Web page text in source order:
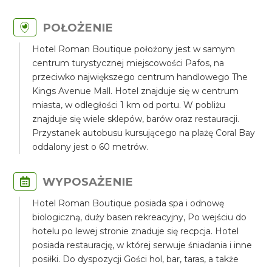
POŁOŻENIE
Hotel Roman Boutique położony jest w samym
centrum turystycznej miejscowości Pafos, na
przeciwko największego centrum handlowego The
Kings Avenue Mall. Hotel znajduje się w centrum
miasta, w odległości 1 km od portu. W pobliżu
znajduje się wiele sklepów, barów oraz restauracji.
Przystanek autobusu kursującego na plażę Coral Bay
oddalony jest o 60 metrów.
WYPOSAŻENIE
Hotel Roman Boutique posiada spa i odnowę
biologiczną, duży basen rekreacyjny, Po wejściu do
hotelu po lewej stronie znaduje się recpcja. Hotel
posiada restaurację, w której serwuje śniadania i inne
posiłki. Do dyspozycji Gości hol, bar, taras, a także